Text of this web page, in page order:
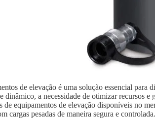
de elevação é uma solução essencial
dinâmico, a necessidade de otimizar recursos
de equipamentos de elevação disponíveis no
cargas pesadas de maneira segura e controlada.